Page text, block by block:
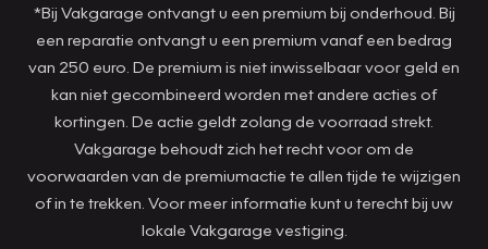
*Bij Vakgarage ontvangt u een premium bij onderhoud. Bij
een reparatie ontvangt u een premium vanaf een bedrag
van 250 euro. De premium is niet inwisselbaar voor geld en
kan niet gecombineerd worden met andere acties of
kortingen. De actie geldt zolang de voorraad strekt.
Vakgarage behoudt zich het recht voor om de
voorwaarden van de premiumactie te allen tijde te wijzigen
of in te trekken. Voor meer informatie kunt u terecht bij uw
lokale Vakgarage vestiging.